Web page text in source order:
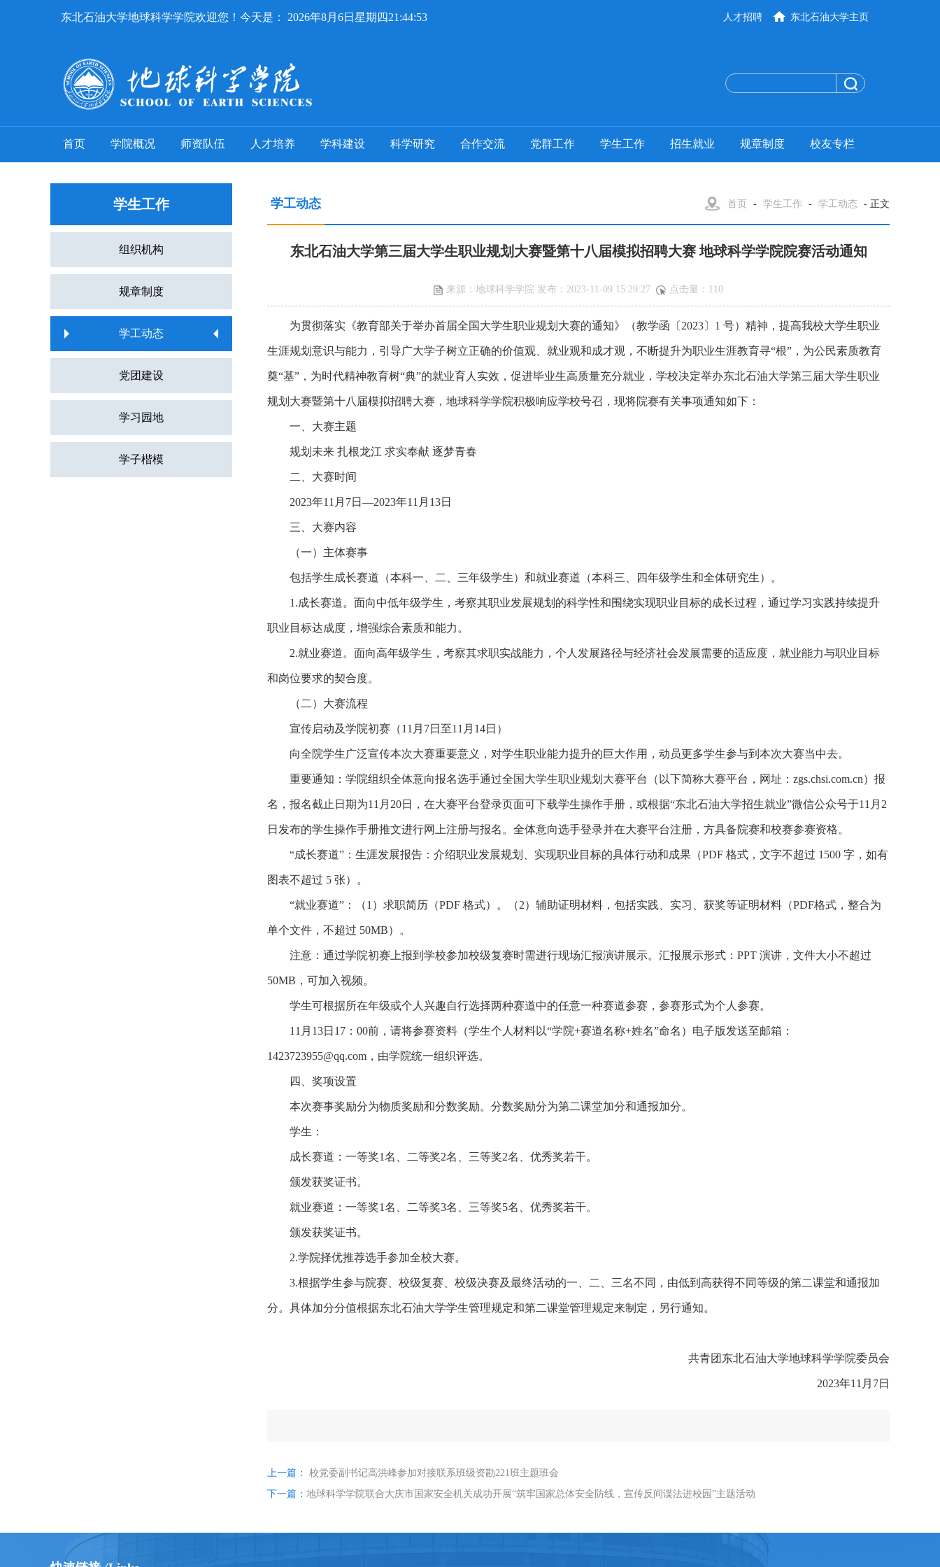
东北石油大学地球科学学院欢迎您！今天是： 2026年8月6日星期四21:44:54 东北石油大学主页
人才招聘
首页 学院概况 师资队伍 人才培养 学科建设 科学研究 合作交流 党群工作 学生工作 招生就业 规章制度 校友专栏
学生工作
组织机构
规章制度
学工动态
党团建设
学习园地
学子楷模
学工动态 首页 - 学生工作 - 学工动态 - 正文
东北石油大学第三届大学生职业规划大赛暨第十八届模拟招聘大赛 地球科学学院院赛活动通知
来源：地球科学学院 发布：2023-11-09 15:29:27 点击量： 110
为贯彻落实《教育部关于举办首届全国大学生职业规划大赛的通知》（教学函〔2023〕1 号）精神，提高我校大学生职业
生涯规划意识与能力，引导广大学子树立正确的价值观、就业观和成才观，不断提升为职业生涯教育寻“根”，为公民素质教育
奠“基”，为时代精神教育树“典”的就业育人实效，促进毕业生高质量充分就业，学校决定举办东北石油大学第三届大学生职业
规划大赛暨第十八届模拟招聘大赛，地球科学学院积极响应学校号召，现将院赛有关事项通知如下：
一、大赛主题
规划未来 扎根龙江 求实奉献 逐梦青春
二、大赛时间
2023年11月7日—2023年11月13日
三、大赛内容
（一）主体赛事
包括学生成长赛道（本科一、二、三年级学生）和就业赛道（本科三、四年级学生和全体研究生）。
1.成长赛道。面向中低年级学生，考察其职业发展规划的科学性和围绕实现职业目标的成长过程，通过学习实践持续提升
职业目标达成度，增强综合素质和能力。
2.就业赛道。面向高年级学生，考察其求职实战能力，个人发展路径与经济社会发展需要的适应度，就业能力与职业目标
和岗位要求的契合度。
（二）大赛流程
宣传启动及学院初赛（11月7日至11月14日）
向全院学生广泛宣传本次大赛重要意义，对学生职业能力提升的巨大作用，动员更多学生参与到本次大赛当中去。
重要通知：学院组织全体意向报名选手通过全国大学生职业规划大赛平台（以下简称大赛平台，网址：zgs.chsi.com.cn）报
名，报名截止日期为11月20日，在大赛平台登录页面可下载学生操作手册，或根据“东北石油大学招生就业”微信公众号于11月2
日发布的学生操作手册推文进行网上注册与报名。全体意向选手登录并在大赛平台注册，方具备院赛和校赛参赛资格。
“成长赛道”：生涯发展报告：介绍职业发展规划、实现职业目标的具体行动和成果（PDF 格式，文字不超过 1500 字，如有
图表不超过 5 张）。
“就业赛道”：（1）求职简历（PDF 格式）。（2）辅助证明材料，包括实践、实习、获奖等证明材料（PDF格式，整合为
单个文件，不超过 50MB）。
注意：通过学院初赛上报到学校参加校级复赛时需进行现场汇报演讲展示。汇报展示形式：PPT 演讲，文件大小不超过
50MB，可加入视频。
学生可根据所在年级或个人兴趣自行选择两种赛道中的任意一种赛道参赛，参赛形式为个人参赛。
11月13日17：00前，请将参赛资料（学生个人材料以“学院+赛道名称+姓名”命名）电子版发送至邮箱：
1423723955@qq.com，由学院统一组织评选。
四、奖项设置
本次赛事奖励分为物质奖励和分数奖励。分数奖励分为第二课堂加分和通报加分。
学生：
成长赛道：一等奖1名、二等奖2名、三等奖2名、优秀奖若干。
颁发获奖证书。
就业赛道：一等奖1名、二等奖3名、三等奖5名、优秀奖若干。
颁发获奖证书。
2.学院择优推荐选手参加全校大赛。
3.根据学生参与院赛、校级复赛、校级决赛及最终活动的一、二、三名不同，由低到高获得不同等级的第二课堂和通报加
分。具体加分分值根据东北石油大学学生管理规定和第二课堂管理规定来制定，另行通知。
共青团东北石油大学地球科学学院委员会
2023年11月7日
上一篇： 校党委副书记高洪峰参加对接联系班级资勘221班主题班会
下一篇： 地球科学学院联合大庆市国家安全机关成功开展“筑牢国家总体安全防线，宣传反间谍法进校园”主题活动